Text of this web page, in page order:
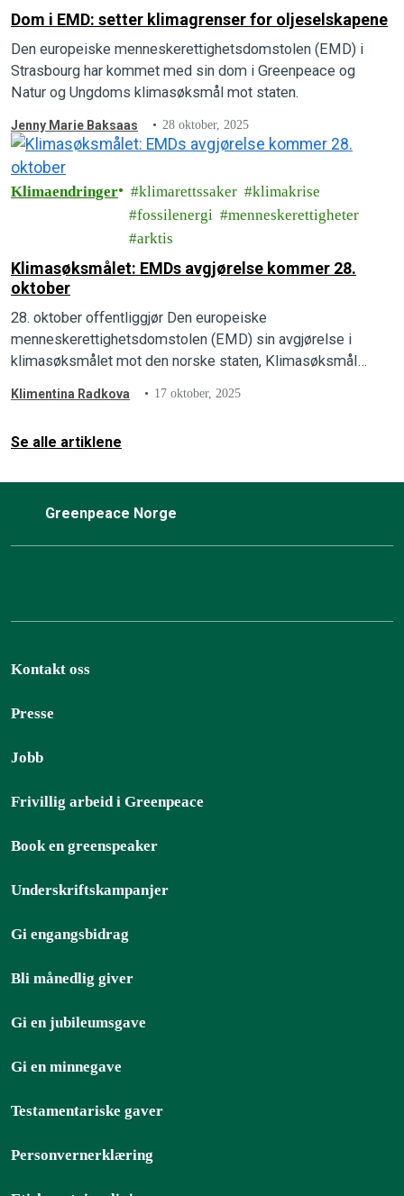
Dom i EMD: setter klimagrenser for oljeselskapene
Den europeiske menneskerettighetsdomstolen (EMD) i
Strasbourg har kommet med sin dom i Greenpeace og
Natur og Ungdoms klimasøksmål mot staten.
Jenny Marie Baksaas 28 oktober, 2025
Klimaendringer klimarettssaker
klimakrise
fossilenergi
menneskerettigheter
arktis
Klimasøksmålet: EMDs avgjørelse kommer 28.
oktober
28. oktober offentliggjør Den europeiske
menneskerettighetsdomstolen (EMD) sin avgjørelse i
klimasøksmålet mot den norske staten, Klimasøksmål
Klimentina Radkova 17 oktober, 2025
Se alle artiklene
Greenpeace Norge
Kontakt oss
Presse
Jobb
Frivillig arbeid i Greenpeace
Book en greenspeaker
Underskriftskampanjer
Gi engangsbidrag
Bli månedlig giver
Gi en jubileumsgave
Gi en minnegave
Testamentariske gaver
Personvernerklæring